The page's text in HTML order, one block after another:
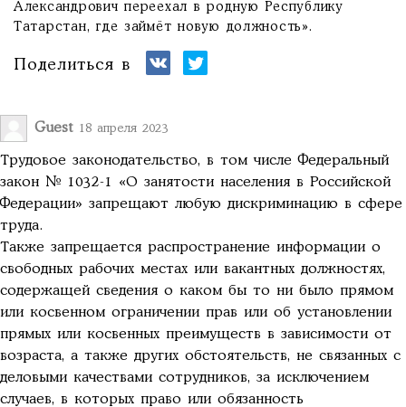
Александрович переехал в родную Республику
Татарстан, где займёт новую должность».
Поделиться в
Guest 18 апреля 2023
Трудовое законодательство, в том числе Федеральный
закон № 1032-1 «О занятости населения в Российской
Федерации» запрещают любую дискриминацию в сфере
труда.
Также запрещается распространение информации о
свободных рабочих местах или вакантных должностях,
содержащей сведения о каком бы то ни было прямом
или косвенном ограничении прав или об установлении
прямых или косвенных преимуществ в зависимости от
возраста, а также других обстоятельств, не связанных с
деловыми качествами сотрудников, за исключением
случаев, в которых право или обязанность